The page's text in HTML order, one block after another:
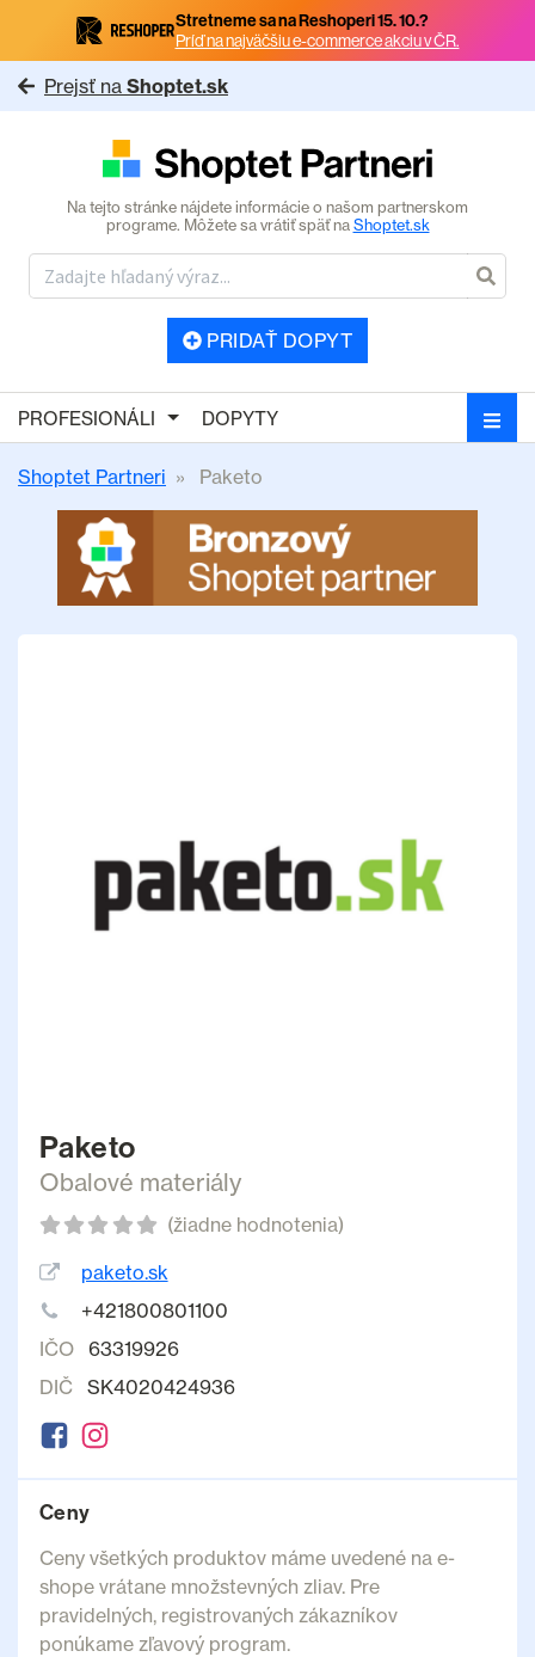
Stretneme sa na Reshoperi 15. 10.?
Príď na najväčšiu e-commerce akciu v ČR.
Prejsť na Shoptet.sk
Na tejto stránke nájdete informácie o našom partnerskom
programe. Môžete sa vrátiť späť naShoptet.sk
PRIDAŤ DOPYT
PROFESIONÁLI DOPYTY
Shoptet Partneri Paketo
Paketo
Obalové materiály
(žiadne hodnotenia)
paketo.sk
+421800801100
IČO
63319926
DIČ
SK4020424936
Ceny
Ceny všetkých produktov máme uvedené na e-
shope vrátane množstevných zliav. Pre
pravidelných, registrovaných zákazníkov
ponúkame zľavový program.